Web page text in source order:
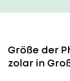
Größe der
zolar in